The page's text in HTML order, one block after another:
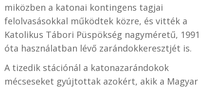
miközben a katonai kontingens tagjai
felolvasásokkal működtek közre, és vitték a
Katolikus Tábori Püspökség nagyméretű, 1991
óta használatban lévő zarándokkeresztjét is.
A tizedik stációnál a katonazarándokok
mécseseket gyújtottak azokért, akik a Magyar